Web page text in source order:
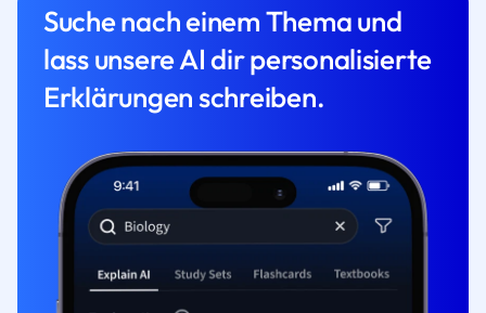
Suche nach einem Thema und
lass unsere AI dir personalisierte
Erklärungen schreiben.